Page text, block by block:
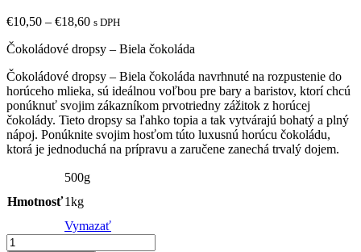
€10,50 – €18,60Price
€10,50
€18,60
s DPH
Čokoládové dropsy – Biela čokoláda
Čokoládové dropsy – Biela čokoláda navrhnuté na rozpustenie do
horúceho mlieka, sú ideálnou voľbou pre bary a baristov, ktorí chcú
ponúknuť svojim zákazníkom prvotriedny zážitok z horúcej
čokolády. Tieto dropsy sa ľahko topia a tak vytvárajú bohatý a plný
nápoj. Ponúknite svojim hosťom túto luxusnú horúcu čokoládu,
ktorá je jednoduchá na prípravu a zaručene zanechá trvalý dojem.
Hmotnosť
500g
1kg
Vymazať